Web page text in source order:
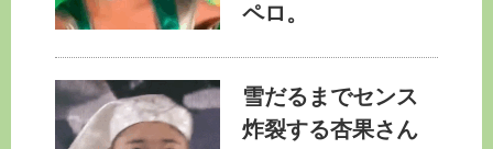
ペロ。
雪だるまでセンス
炸裂する杏果さん